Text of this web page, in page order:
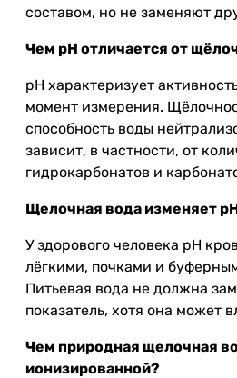
составом, но не заменяют
Чем pH отличается от
pH характеризует
момент измерения.
способность воды
зависит, в частности, от
гидрокарбонатов и
Щелочная вода изменяет
У здорового человека pH
лёгкими, почками и
Питьевая вода не должна
показатель, хотя она может
Чем природная щелочная
ионизированной?